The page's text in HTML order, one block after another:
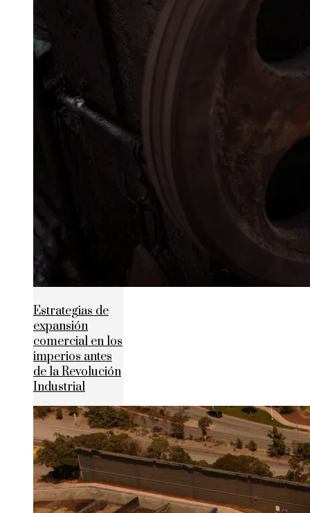
Estrategias de
expansión
comercial en los
imperios antes
de la Revolución
Industrial